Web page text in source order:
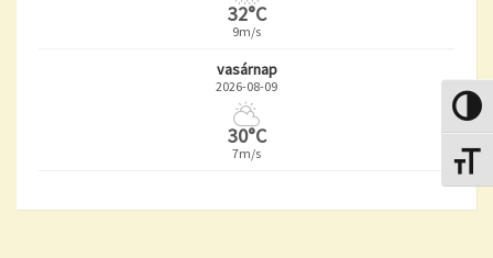
32°C
9m/s
vasárnap
2026-08-09
30°C
7m/s